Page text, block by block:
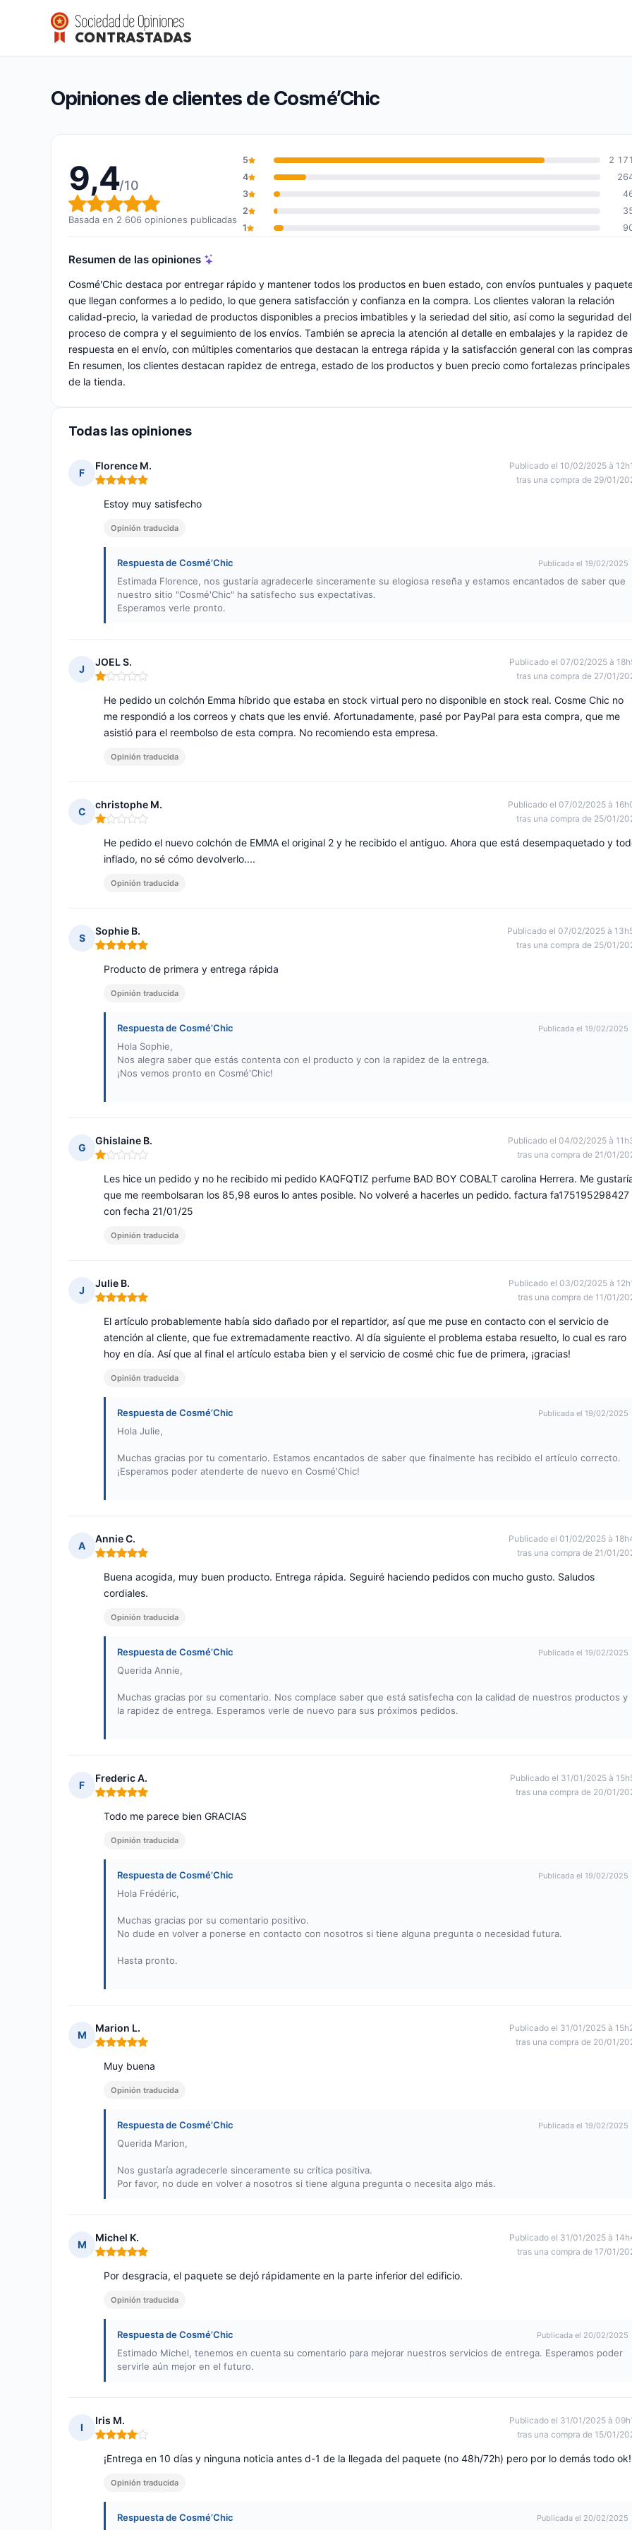
Cosmé’Chic
Calificación global: 9,4 de 10
9,4/10(2 606 opiniones)
Opiniones de clientes de Cosmé’Chic
9,4/10
Calificación global: 9,4 de 10
Basada en 2 606 opiniones publicadas
5
2 171
4
3
2
1
Resumen de las opiniones
Cosmé'Chic destaca por entregar rápido y mantener todos los productos en buen estado, con envíos puntuales y
que llegan conformes a lo pedido, lo que genera satisfacción y confianza en la compra. Los clientes valoran la relación
calidad-precio, la variedad de productos disponibles a precios imbatibles y la seriedad del sitio, así como la seguridad del
proceso de compra y el seguimiento de los envíos. También se aprecia la atención al detalle en embalajes y la rapidez de
respuesta en el envío, con múltiples comentarios que destacan la entrega rápida y la satisfacción general con las
En resumen, los clientes destacan rapidez de entrega, estado de los productos y buen precio como fortalezas principales
de la tienda.
Todas las opiniones
F
Florence M.
Nota: 5 de 5
Publicado el 10/02/2025 à
tras una compra de 29/01/
Estoy muy satisfecho
Opinión traducida
Respuesta de Cosmé’Chic Publicada el 19/02/2025
Estimada Florence, nos gustaría agradecerle sinceramente su elogiosa reseña y estamos encantados de saber que
nuestro sitio "Cosmé'Chic" ha satisfecho sus expectativas.
Esperamos verle pronto.
J
JOEL S.
Nota: 1 de 5
Publicado el 07/02/2025 à
tras una compra de 27/01/
He pedido un colchón Emma híbrido que estaba en stock virtual pero no disponible en stock real. Cosme Chic no
me respondió a los correos y chats que les envié. Afortunadamente, pasé por PayPal para esta compra, que me
asistió para el reembolso de esta compra. No recomiendo esta empresa.
Opinión traducida
C
christophe M.
Nota: 1 de 5
Publicado el 07/02/2025 à
tras una compra de 25/01/
He pedido el nuevo colchón de EMMA el original 2 y he recibido el antiguo. Ahora que está desempaquetado y
inflado, no sé cómo devolverlo....
Opinión traducida
S
Sophie B.
Nota: 5 de 5
Publicado el 07/02/2025 à
tras una compra de 25/01/
Producto de primera y entrega rápida
Opinión traducida
Respuesta de Cosmé’Chic Publicada el 19/02/2025
Hola Sophie,
Nos alegra saber que estás contenta con el producto y con la rapidez de la entrega.
¡Nos vemos pronto en Cosmé'Chic!
G
Ghislaine B.
Nota: 1 de 5
Publicado el 04/02/2025 à
tras una compra de 21/01/
Les hice un pedido y no he recibido mi pedido KAQFQTIZ perfume BAD BOY COBALT carolina Herrera. Me
que me reembolsaran los 85,98 euros lo antes posible. No volveré a hacerles un pedido. factura fa175195298427
con fecha 21/01/25
Opinión traducida
J
Julie B.
Nota: 5 de 5
Publicado el 03/02/2025 à
tras una compra de 11/01/
El artículo probablemente había sido dañado por el repartidor, así que me puse en contacto con el servicio de
atención al cliente, que fue extremadamente reactivo. Al día siguiente el problema estaba resuelto, lo cual es raro
hoy en día. Así que al final el artículo estaba bien y el servicio de cosmé chic fue de primera, ¡gracias!
Opinión traducida
Respuesta de Cosmé’Chic Publicada el 19/02/2025
Hola Julie,
Muchas gracias por tu comentario. Estamos encantados de saber que finalmente has recibido el artículo correcto.
¡Esperamos poder atenderte de nuevo en Cosmé'Chic!
A
Annie C.
Nota: 5 de 5
Publicado el 01/02/2025 à
tras una compra de 21/01/
Buena acogida, muy buen producto. Entrega rápida. Seguiré haciendo pedidos con mucho gusto. Saludos
cordiales.
Opinión traducida
Respuesta de Cosmé’Chic Publicada el 19/02/2025
Querida Annie,
Muchas gracias por su comentario. Nos complace saber que está satisfecha con la calidad de nuestros productos y
la rapidez de entrega. Esperamos verle de nuevo para sus próximos pedidos.
F
Frederic A.
Nota: 5 de 5
Publicado el 31/01/2025 à
tras una compra de 20/01/
Todo me parece bien GRACIAS
Opinión traducida
Respuesta de Cosmé’Chic Publicada el 19/02/2025
Hola Frédéric,
Muchas gracias por su comentario positivo.
No dude en volver a ponerse en contacto con nosotros si tiene alguna pregunta o necesidad futura.
Hasta pronto.
M
Marion L.
Nota: 5 de 5
Publicado el 31/01/2025 à
tras una compra de 20/01/
Muy buena
Opinión traducida
Respuesta de Cosmé’Chic Publicada el 19/02/2025
Querida Marion,
Nos gustaría agradecerle sinceramente su crítica positiva.
Por favor, no dude en volver a nosotros si tiene alguna pregunta o necesita algo más.
M
Michel K.
Nota: 5 de 5
Publicado el 31/01/2025 à
tras una compra de 17/01/
Por desgracia, el paquete se dejó rápidamente en la parte inferior del edificio.
Opinión traducida
Respuesta de Cosmé’Chic Publicada el 20/02/2025
Estimado Michel, tenemos en cuenta su comentario para mejorar nuestros servicios de entrega. Esperamos poder
servirle aún mejor en el futuro.
I
Iris M.
Nota: 4 de 5
Publicado el 31/01/2025 à
tras una compra de 15/01/
¡Entrega en 10 días y ninguna noticia antes d-1 de la llegada del paquete (no 48h/72h) pero por lo demás todo ok!
Opinión traducida
Respuesta de Cosmé’Chic Publicada el 20/02/2025